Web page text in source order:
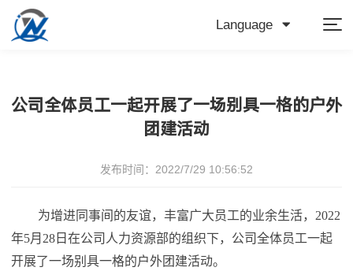
Language
公司全体员工一起开展了一场别具一格的户外
团建活动
发布时间：2022/7/29 10:56:52
为增进同事间的友谊，丰富广大员工的业余生活，2022
年5月28日在公司人力资源部的组织下，公司全体员工一起
开展了一场别具一格的户外团建活动。